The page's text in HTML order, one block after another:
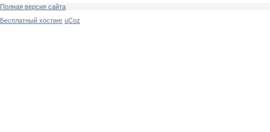
Полная версия сайта
Бесплатный хостинг uCoz